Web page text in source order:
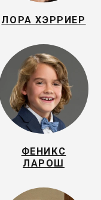
ЛОРА ХЭРРИЕР
ФЕНИКС
ЛАРОШ